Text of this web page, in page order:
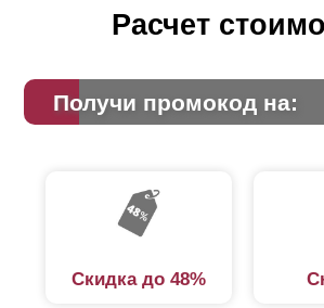
Расчет
Получи промокод на:
Скидка до 48%